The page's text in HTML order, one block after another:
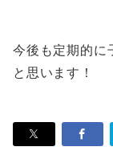
今後も定期的に
と思います！